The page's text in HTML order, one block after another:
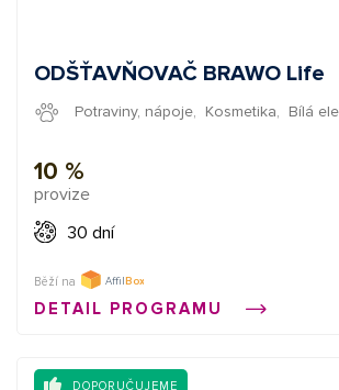
ODŠŤAVŇOVAČ BRAWO Life
Potraviny, nápoje, Kosmetika, Bílá
10 %
provize
30 dní
Běží na
DETAIL PROGRAMU
DOPORUČUJEME